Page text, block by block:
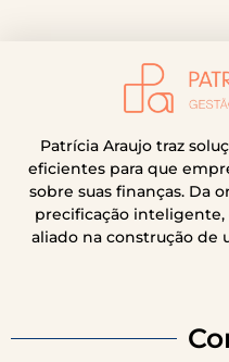
Patrícia Araujo traz
eficientes para que
sobre suas finanças. Da
precificação inteligente,
aliado na construção de